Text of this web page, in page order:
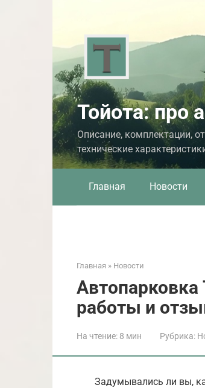
Тойота: про
Описание, комплектации,
технические
Главная Новости
Главная » Новости
Автопарковка
работы и
На чтение: 8 мин Рубрика:
Задумывались ли вы,